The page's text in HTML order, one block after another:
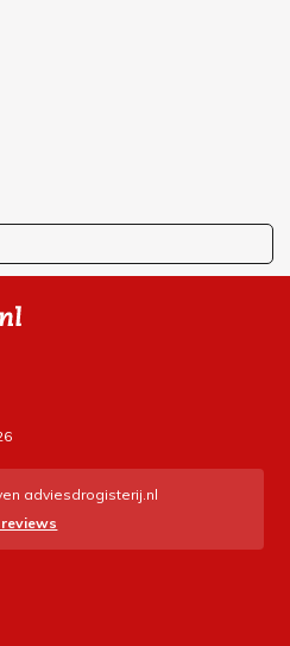
adviesdrogisterij.nl